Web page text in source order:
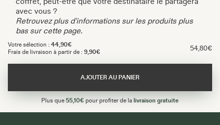
avec vous ?
Retrouvez plus d'informations sur les produits plus
bas sur cette page.
Votre sélection : 44,90€
Frais de livraison à partir de : 9,90€
54,80€
AJOUTER AU PANIER
Plus que 55,10€ pour profiter de la livraison gratuite